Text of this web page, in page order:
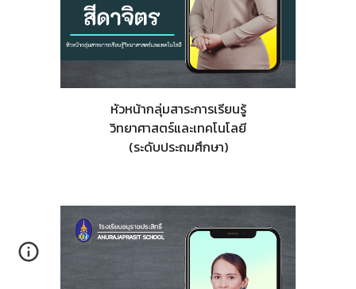
หัวหน้ากลุ่มสาระการเรียนรู้
วิทยาศาสตร์และเทคโนโลยี
(ระดับประถมศึกษา)